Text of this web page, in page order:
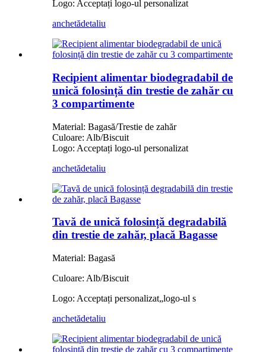
Logo: Acceptați logo-ul personalizat
anchetădetaliu
Recipient alimentar biodegradabil de
unică folosință din trestie de zahăr cu
3 compartimente
Material: Bagasă/Trestie de zahăr
Culoare: Alb/Biscuit
Logo: Acceptați logo-ul personalizat
anchetădetaliu
Tavă de unică folosință degradabilă
din trestie de zahăr, placă Bagasse
Material: Bagasă
Culoare: Alb/Biscuit
Logo: Acceptați personalizat„logo-ul s
anchetădetaliu